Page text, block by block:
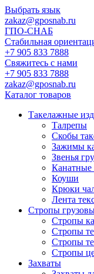
Выбрать язык
zakaz@gposnab.ru
ГПО-СНАБ
Стабильная
+7 905 833 7888
Свяжитесь с нами
+7 905 833 7888
zakaz@gposnab.ru
Каталог товаров
Такелажные
Талрепы
Скобы
Зажимы
Звенья
Канатные
Коуши
Крюки
Лента
Стропы
Стропы
Стропы
Стропы
Стропы
Захваты